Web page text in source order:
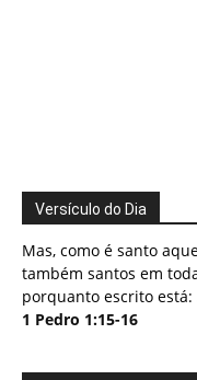
Versículo do Dia
Mas, como é santo
também santos em
porquanto escrito
1 Pedro 1:15-16